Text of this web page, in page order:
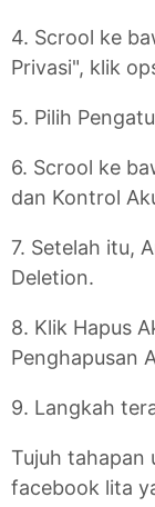
4. Scrool ke
Privasi", klik
5. Pilih
6. Scrool ke
dan Kontrol
7. Setelah itu,
Deletion.
8. Klik Hapus
Penghapusan
9. Langkah
Tujuh tahapan
facebook lita